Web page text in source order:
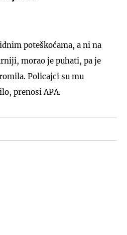
poteškoćama, a ni na
morao je puhati, pa je
Policajci su mu
prenosi APA.